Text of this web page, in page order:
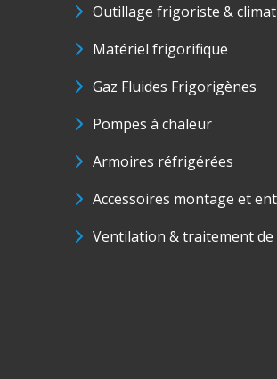
Outillage frigoriste &
Matériel frigorifique
Gaz Fluides Frigorigènes
Pompes à chaleur
Armoires réfrigérées
Accessoires montage et
Ventilation & traitement de